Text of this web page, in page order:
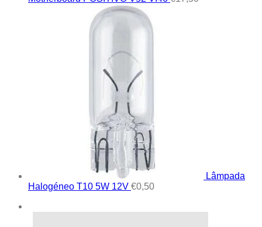
Lâmpada
Halogéneo T10 5W 12V €0,50